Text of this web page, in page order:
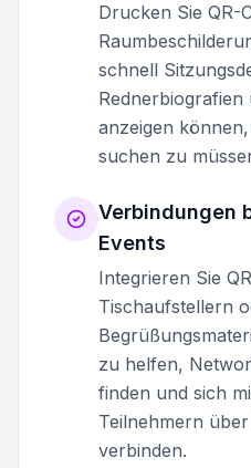
Drucken Sie QR-
schnell
Rednerbiografien
anzeigen
suchen zu
Verbindungen
Events
Integrieren Sie
Tischaufstellern
zu helfen,
finden und sich
Teilnehmern
verbinden.